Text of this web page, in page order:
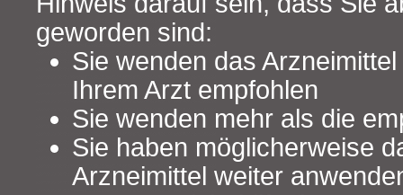
geworden sind:
Sie wenden das
Ihrem Arzt empfohlen
Sie wenden mehr als die
Sie haben möglicherweise
Arzneimittel weiter